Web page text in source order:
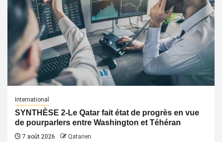
International
SYNTHÈSE 2-Le Qatar fait état de progrès en vue
de pourparlers entre Washington et Téhéran
7 août 2026 Qatarien